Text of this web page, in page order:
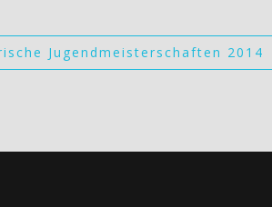
Jugendmeisterschaften 2014